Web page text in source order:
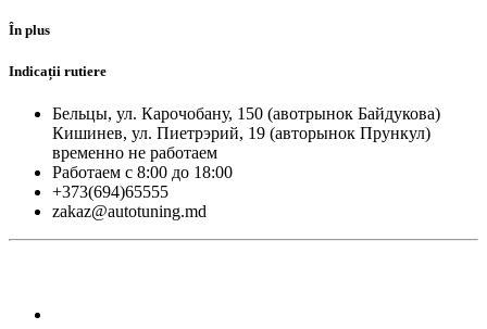
În plus
Indicații rutiere
Бельцы, ул. Карочобану, 150 (авотрынок Байдукова)
Кишинев, ул. Пиетрэрий, 19 (авторынок Прункул)
временно не работаем
Работаем с 8:00 до 18:00
+373(694)65555
zakaz@autotuning.md